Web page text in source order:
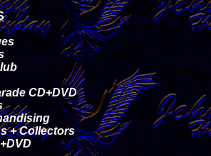
CD+DVD
+ Collectors